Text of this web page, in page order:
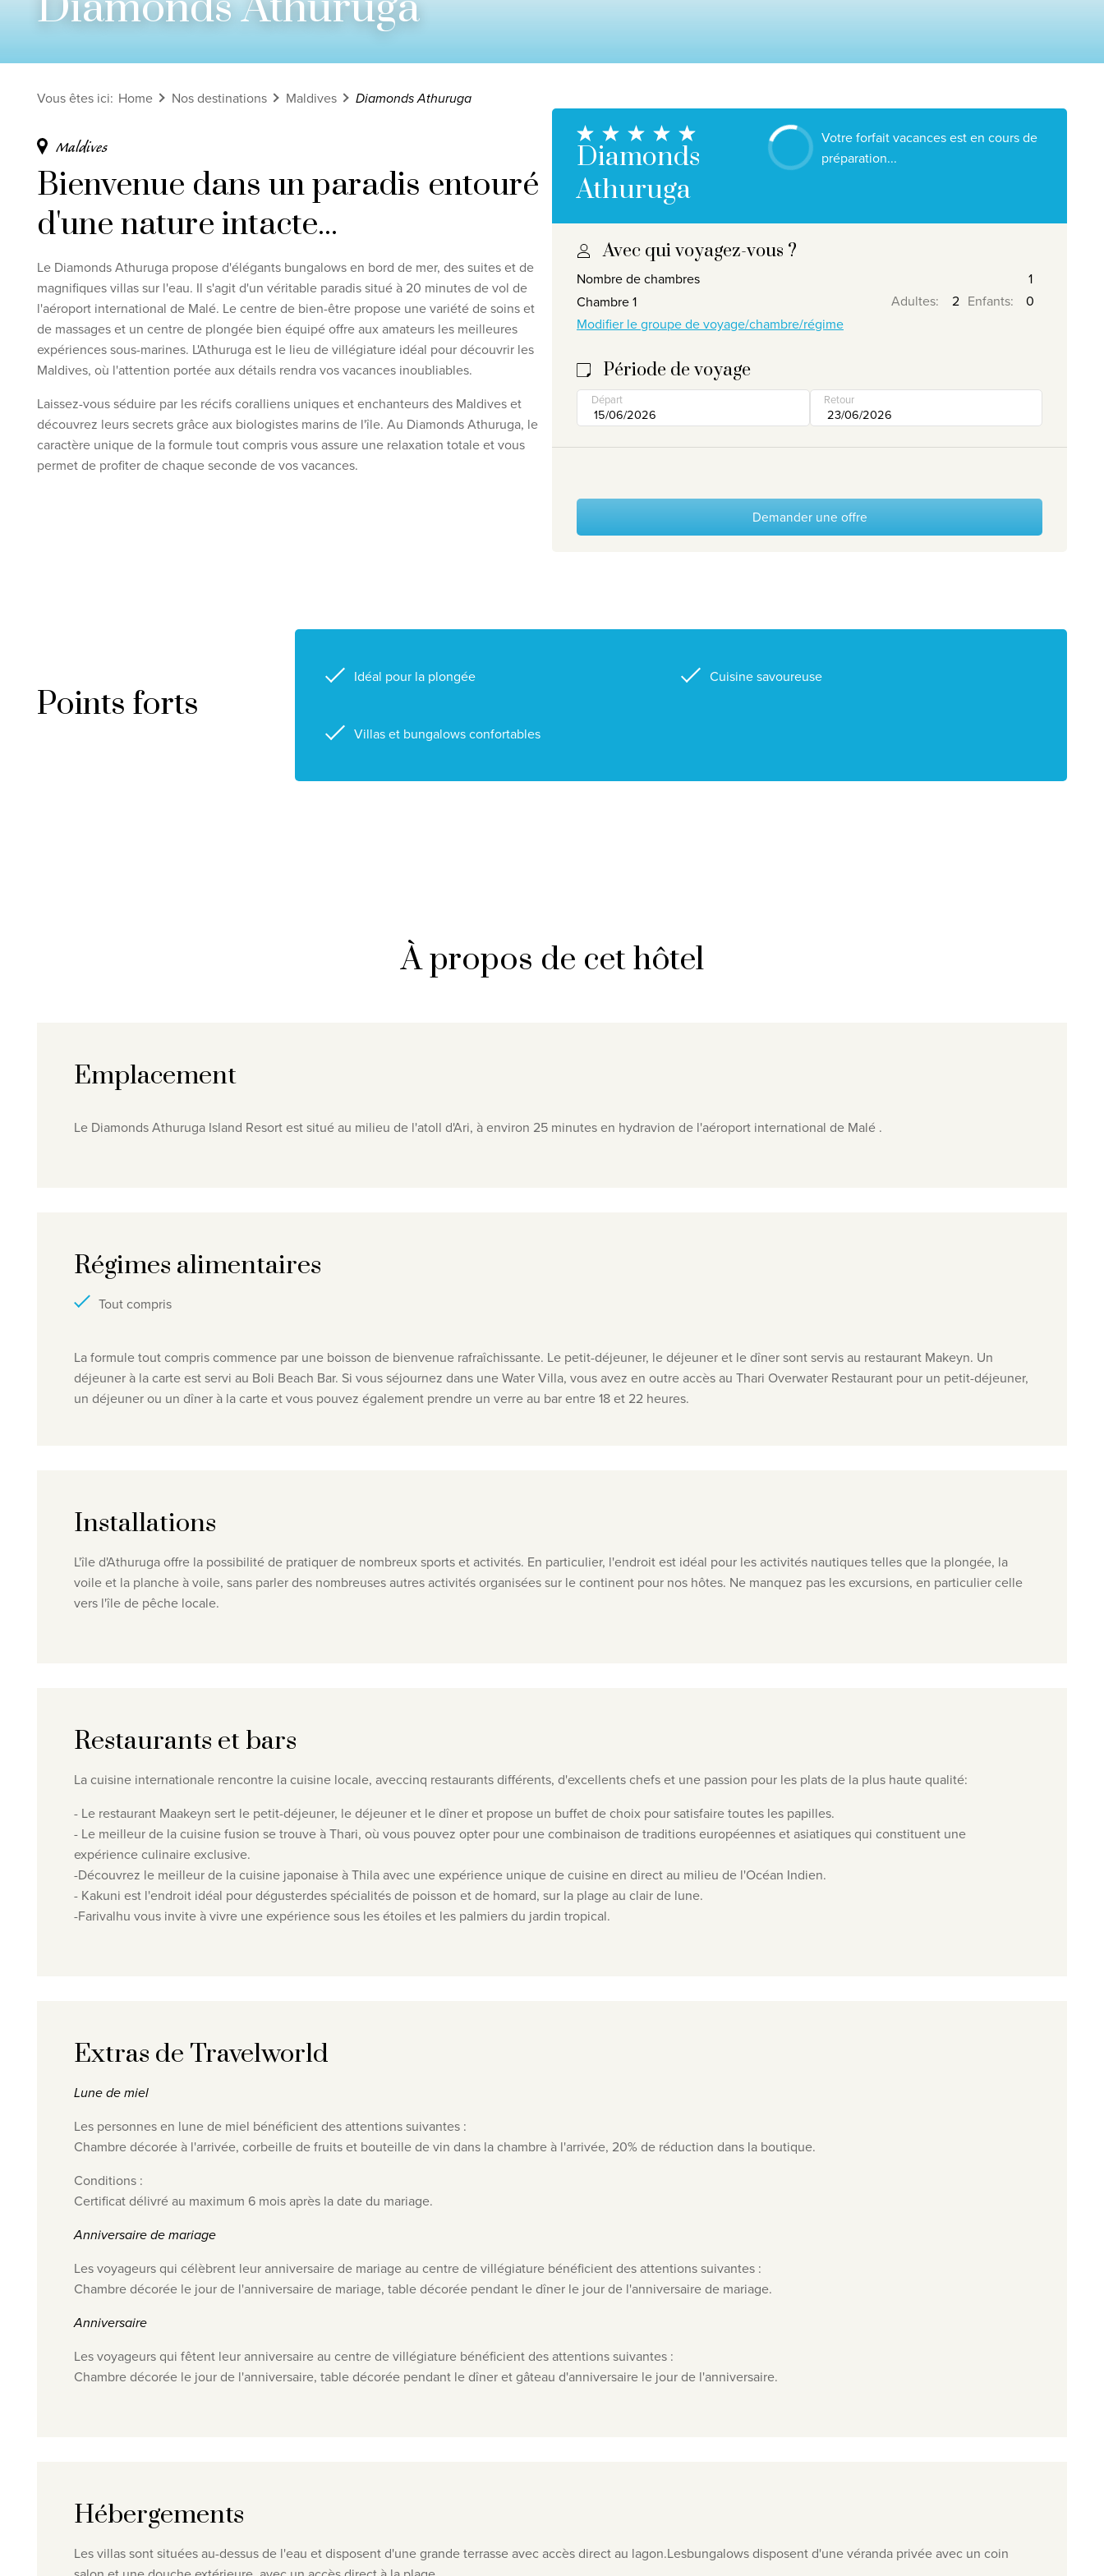
Voir tous les circuits
Découvrez nos thèmes
Lune de miel
Adultes uniquement
Luxe
Voir tous les thèmes
Nos agences de voyage
Liens utiles
Clause de non-responsabilité en matière de protection de la vie privée ©2026, Travelworld
Vous êtes ici: Home Nos destinations Maldives Diamonds Athuruga
Maldives
Bienvenue dans un paradis entouré
d'une nature intacte...
Le Diamonds Athuruga propose d'élégants bungalows en bord de mer, des suites et de
magnifiques villas sur l'eau. Il s'agit d'un véritable paradis situé à 20 minutes de vol de
l'aéroport international de Malé. Le centre de bien-être propose une variété de soins et
de massages et un centre de plongée bien équipé offre aux amateurs les meilleures
expériences sous-marines. L'Athuruga est le lieu de villégiature idéal pour découvrir les
Maldives, où l'attention portée aux détails rendra vos vacances inoubliables.
Laissez-vous séduire par les récifs coralliens uniques et enchanteurs des Maldives et
découvrez leurs secrets grâce aux biologistes marins de l'île. Au Diamonds Athuruga, le
caractère unique de la formule tout compris vous assure une relaxation totale et vous
permet de profiter de chaque seconde de vos vacances.
Diamonds
Athuruga
Votre forfait vacances est en cours de
préparation...
Avec qui voyagez-vous ?
Nombre de chambres
Chambre 1
Adultes: Enfants:
Modifier le groupe de voyage/chambre/régime
Période de voyage
Départ Retour
Demander une offre
Points forts
Idéal pour la plongée Cuisine savoureuse
Villas et bungalows confortables
À propos de cet hôtel
Emplacement
Le Diamonds Athuruga Island Resort est situé au milieu de l'atoll d'Ari, àenviron 25 minutes en hydravion de l'aéroport international de Malé .
Régimes alimentaires
Tout compris
La formule tout compris commence par une boisson de bienvenue rafraîchissante. Le petit-déjeuner, le déjeuner et le dîner sont servis au restaurant Makeyn. Un
déjeuner à la carte est servi au Boli Beach Bar. Si vous séjournez dans une Water Villa, vous avez en outre accès au Thari Overwater Restaurant pour un petit-déjeuner,
un déjeuner ou un dîner à la carte et vous pouvez également prendre un verre au bar entre 18 et 22 heures.
Installations
L'île d'Athuruga offre la possibilité de pratiquer de nombreux sports et activités. En particulier, l'endroit est idéal pour les activités nautiques telles que la plongée, la
voile et la planche à voile, sans parler des nombreuses autres activités organisées sur le continent pour nos hôtes. Ne manquez pas les excursions, en particulier celle
vers l'île de pêche locale.
Restaurants et bars
La cuisine internationale rencontre la cuisine locale, aveccinq restaurants différents, d'excellents chefs et une passion pour les plats de la plus haute qualité:
- Le restaurant Maakeyn sert le petit-déjeuner, le déjeuner et le dîner et propose un buffet de choix pour satisfaire toutes les papilles.
- Le meilleur de la cuisine fusion se trouve à Thari, où vous pouvez opter pour une combinaison de traditions européennes et asiatiques qui constituent une
expérience culinaire exclusive.
-Découvrez le meilleur de la cuisine japonaise à Thila avec une expérience unique de cuisine en direct au milieu de l'Océan Indien.
- Kakuni est l'endroit idéal pourdégusterdes spécialités de poisson et de homard, sur la plage au clair de lune.
-Farivalhu vous invite à vivre une expérience sous les étoiles et les palmiers du jardin tropical.
Extras de Travelworld
Lune de miel
Les personnes en lune de miel bénéficient des attentions suivantes :
Chambre décorée à l'arrivée, corbeille de fruits et bouteille de vin dans la chambre à l'arrivée, 20% de réduction dans la boutique.
Conditions :
Certificat délivré au maximum 6 mois après la date du mariage.
Anniversaire de mariage
Les voyageurs qui célèbrent leur anniversaire de mariage au centre de villégiature bénéficient des attentions suivantes :
Chambre décorée le jour de l'anniversaire de mariage, table décorée pendant le dîner le jour de l'anniversaire de mariage.
Anniversaire
Les voyageurs qui fêtent leur anniversaire au centre de villégiature bénéficient des attentions suivantes :
Chambre décorée le jour de l'anniversaire, table décorée pendant le dîner et gâteau d'anniversaire le jour de l'anniversaire.
Hébergements
Les villas sont situées au-dessus de l'eau et disposent d'une grande terrasse avec accès direct au lagon.Lesbungalows disposent d'une véranda privée avec un coin